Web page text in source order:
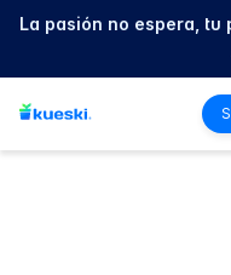
La pasión no espera, tu